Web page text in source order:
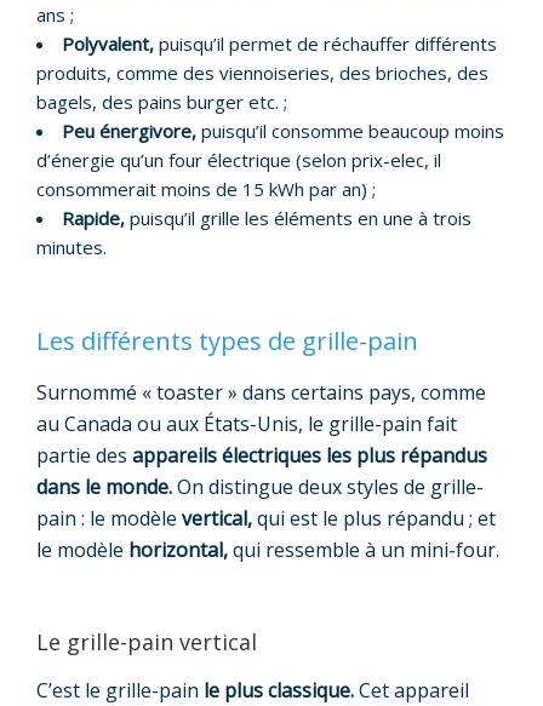
ans ;
Polyvalent, puisqu’il permet de réchauffer différents
produits, comme des viennoiseries, des brioches, des
bagels, des pains burger etc. ;
Peu énergivore, puisqu’il consomme beaucoup moins
d’énergie qu’un four électrique (selon prix-elec, il
consommerait moins de 15 kWh par an) ;
Rapide, puisqu’il grille les éléments en une à trois
minutes.
Les différents types de grille-pain
Surnommé « toaster » dans certains pays, comme
au Canada ou aux États-Unis, le grille-pain fait
partie des appareils électriques les plus répandus
dans le monde.On distingue deux styles de grille-
pain : le modèle vertical,qui est le plus répandu ; et
le modèle horizontal,qui ressemble à un mini-four.
Le grille-pain vertical
C’est le grille-pain le plus classique.Cet appareil